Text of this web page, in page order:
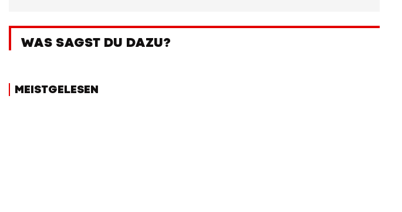
WAS SAGST DU DAZU?
MEISTGELESEN